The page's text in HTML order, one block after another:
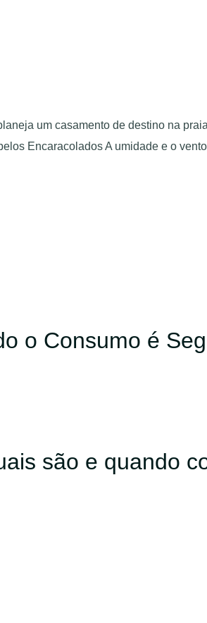
um casamento de destino na
Encaracolados A umidade e o
o Consumo é
são e quando